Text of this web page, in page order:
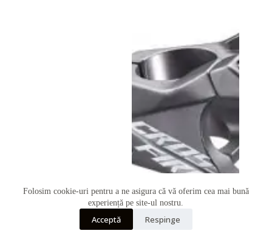
Folosim cookie-uri pentru a ne asigura că vă oferim cea mai bună
experiență pe site-ul nostru.
Acceptă Respinge